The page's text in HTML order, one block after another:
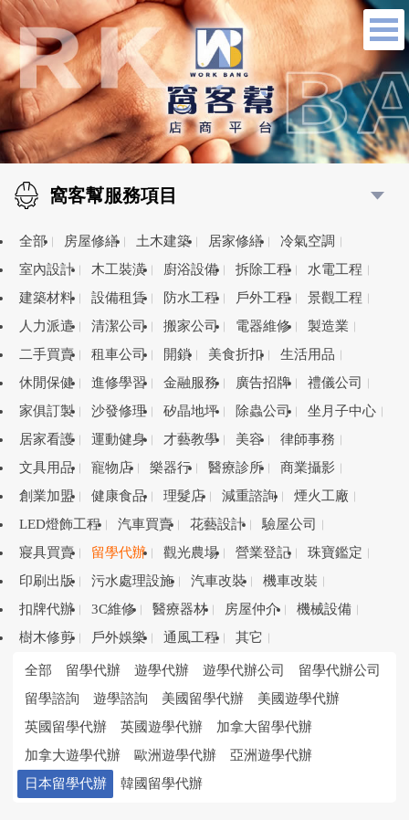
窩客幫服務項目
全部 房屋修繕 土木建築 居家修繕
冷氣空調
室內設計
木工裝潢 廚浴設備 拆除工程
水電工程
建築材料
設備租賃 防水工程 戶外工程
景觀工程
人力派遣
清潔公司 搬家公司 電器維修
製造業
二手買賣
租車公司 開鎖 美食折扣
生活用品
休閒保健
進修學習 金融服務 廣告招牌
禮儀公司
家俱訂製
沙發修理 矽晶地坪 除蟲公司
坐月子中心
居家看護
運動健身 才藝教學 美容
律師事務
文具用品
寵物店 樂器行 醫療診所
商業攝影
創業加盟
健康食品 理髮店 減重諮詢
煙火工廠
LED燈飾工程
汽車買賣 花藝設計
驗屋公司
寢具買賣
留學代辦 觀光農場 營業登記
珠寶鑑定
印刷出版
污水處理設施 汽車改裝
機車改裝
扣牌代辦
3C維修 醫療器材 房屋仲介
機械設備
樹木修剪
戶外娛樂 通風工程 其它
全部 留學代辦 遊學代辦 遊學代辦公司
留學代辦公司
留學諮詢
遊學諮詢 美國留學代辦
美國遊學代辦
英國留學代辦
英國遊學代辦
加拿大留學代辦
加拿大遊學代辦
歐洲遊學代辦
亞洲遊學代辦
日本留學代辦
韓國留學代辦